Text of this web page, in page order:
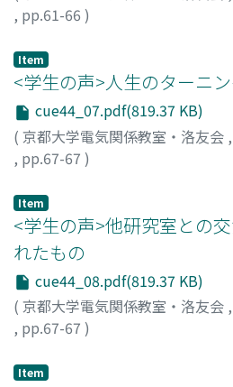
, pp.61-66 )
Item
<学生の声>人生のターニ
cue44_07.pdf(819.37 KB)
( 京都大学電気関係教室・洛友会 ,
, pp.67-67 )
Item
<学生の声>他研究室との
れたもの
cue44_08.pdf(819.37 KB)
( 京都大学電気関係教室・洛友会 ,
, pp.67-67 )
Item